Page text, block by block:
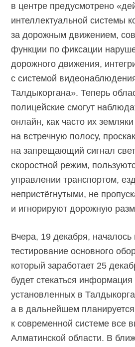
в центре предусмотрено
интеллектуальной системы
за дорожным движением,
функции по фиксации
дорожного движения,
с системой
Талдыкоргана». Теперь
полицейские смогут
онлайн, как часто их
на встречную полосу,
на запрещающий сигнал
скоростной режим,
управлении транспортом,
непристёгнутыми, не
и игнорируют дорожную
Вчера, 19 декабря, началось
тестирование основного
который заработает 25
будет стекаться
установленных в
а в дальнейшем
к современной системе все
Алматинской области. В